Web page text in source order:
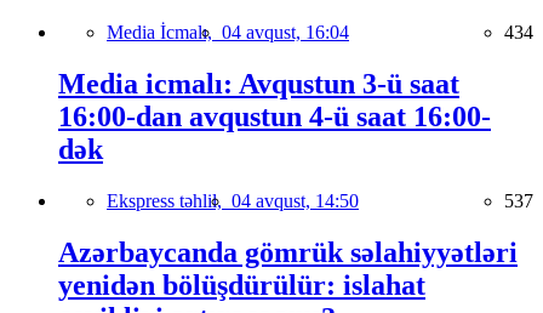
Media İcmalı, 04 avqust, 16:04 434
Media icmalı: Avqustun 3-ü saat
16:00-dan avqustun 4-ü saat 16:00-
dək
Ekspress təhlil, 04 avqust, 14:50 537
Azərbaycanda gömrük səlahiyyətləri
yenidən bölüşdürülür: islahat